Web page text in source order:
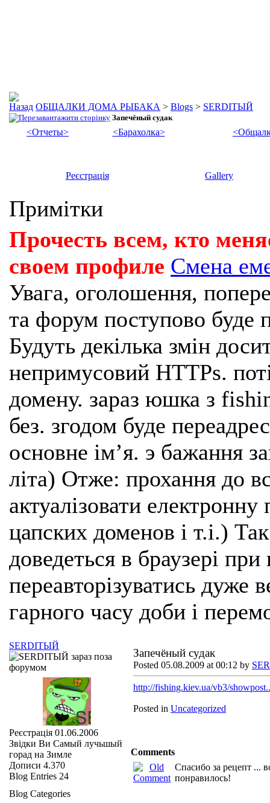
ОБЩАЛКИ ДОМА РЫБАКА > Blogs > SERDIТЫЙ
Запечёный судак
<Отчеты> <Барахолка>
Реєстрація Gallery
Примітки
Прочесть всем, кто
своем профиле Смена
Увага, оголошення,
та форум поступово буде
Будуть декілька змін
непримусовий HTTPs.
домену. зараз юшка з
без. згодом буде
основне імʼя. э бажання
літа) Отже: прохання до
актуалізовати
цапских доменов і т.і.)
доведеться в браузері
переавторізуватись
гарного часу доби і
Запечёный судак
Posted 05.08.2009 at 00:12 by
http://fishing.kiev.ua/vb3/
Posted in Uncategorized
Comments
Спасибо за рецепт ...
понравилось!
SERDIТЫЙ
Реєстрація 01.06.2006
Звідки Ви Самый лучьшый
горад на Зимле
Дописи 4.370
Blog Entries 24
Blog Categories